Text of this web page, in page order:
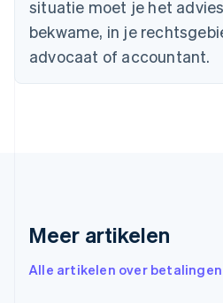
situatie moet je het
bekwame, in je
advocaat of accountant.
Meer artikelen
Alle artikelen over
English
Duitsland
DeutschEnglish
English
English
English